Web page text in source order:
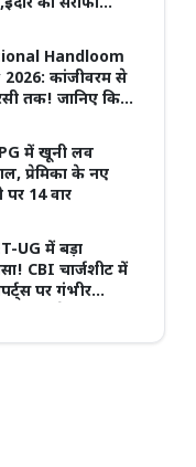
सबसे पुराना GRMC बनेगा मध्य प्रदेश
मेडिकल यूनिवर्सिटी
Handloom
2026: कांजीवरम से
तक! जानिए किस
सबसे ज्यादा है
में खूनी लव
प्रेमिका के नए
पर 14 वार
UG में बड़ा
CBI चार्जशीट में
पर गंभीर